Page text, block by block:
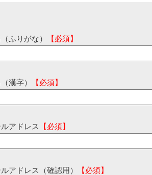
ふりがな） 【必須】
漢字） 【必須】
アドレス 【必須】
アドレス（確認用） 【必須】